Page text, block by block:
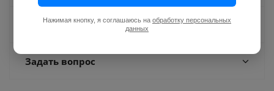
Отзывы
Задать вопрос
Нажимая кнопку, я соглашаюсь на обработку персональных
данных